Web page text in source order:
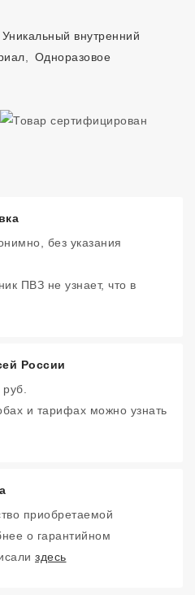
Уникальный внутренний
Одноразовое
без указания
ПВЗ не узнает, что в
России
и тарифах можно узнать
приобретаемой
о гарантийном
здесь